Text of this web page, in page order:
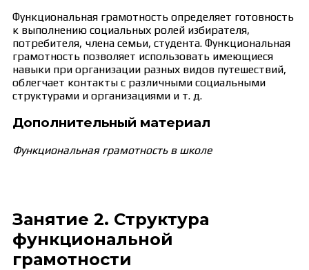
Функциональная грамотность определяет готовность
к выполнению социальных ролей избирателя,
потребителя, члена семьи, студента. Функциональная
грамотность позволяет использовать имеющиеся
навыки при организации разных видов путешествий,
облегчает контакты с различными социальными
структурами и организациями и т. д.
Дополнительный материал
Функциональная грамотность в школе
Занятие 2. Структура
функциональной
грамотности